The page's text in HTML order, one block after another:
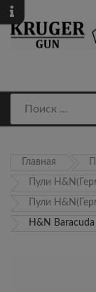
Главная
Пули
Пули
H&N